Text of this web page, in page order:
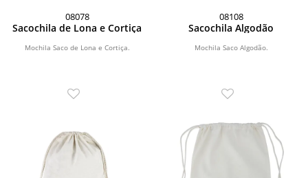
08078
Sacochila de Lona e Cortiça
Mochila Saco de Lona e Cortiça.
08108
Sacochila Algodão
Mochila Saco Algodão.